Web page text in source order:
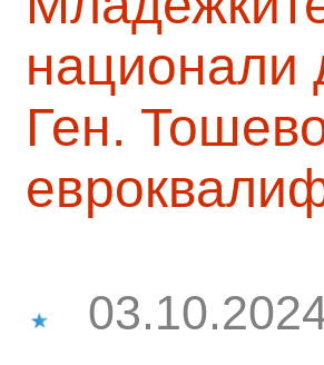
национали
Ген.